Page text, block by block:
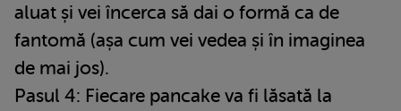
aluat și vei încerca să dai o formă ca de
fantomă (așa cum vei vedea și în imaginea
de mai jos).
Pasul 4: Fiecare pancake va fi lăsată la